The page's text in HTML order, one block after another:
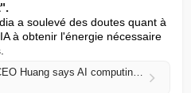
a soulevé des doutes quant à
à obtenir l'énergie nécessaire
Nvidia shares rise after CEO Huang says AI computing demand is up 'substantially'